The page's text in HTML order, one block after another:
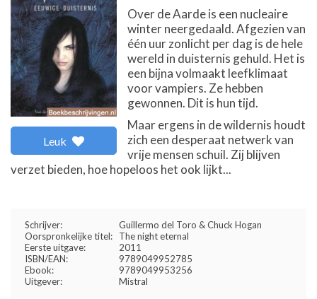
Leuk
Over de Aarde is een nucleaire
winter neergedaald. Afgezien van
één uur zonlicht per dag is de hele
wereld in duisternis gehuld. Het is
een bijna volmaakt leefklimaat
voor vampiers. Ze hebben
gewonnen. Dit is hun tijd.
Maar ergens in de wildernis houdt
zich een desperaat netwerk van
vrije mensen schuil. Zij blijven
verzet bieden, hoe hopeloos het ook lijkt...
Schrijver:
Guillermo del Toro & Chuck Hogan
Oorspronkelijke titel:
The night eternal
Eerste uitgave:
2011
ISBN/EAN:
9789049952785
Ebook:
9789049953256
Uitgever:
Mistral